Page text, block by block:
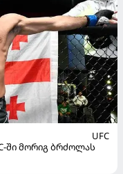
UFC
ში მორიგ ბრძოლას